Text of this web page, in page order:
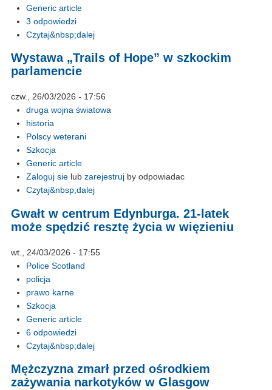
Generic article
3 odpowiedzi
Czytaj&nbsp;dalej
Wystawa „Trails of Hope” w szkockim
parlamencie
czw., 26/03/2026 - 17:56
druga wojna światowa
historia
Polscy weterani
Szkocja
Generic article
Zaloguj sie lub zarejestruj by odpowiadac
Czytaj&nbsp;dalej
Gwałt w centrum Edynburga. 21-latek
może spędzić resztę życia w więzieniu
wt., 24/03/2026 - 17:55
Police Scotland
policja
prawo karne
Szkocja
Generic article
6 odpowiedzi
Czytaj&nbsp;dalej
Mężczyzna zmarł przed ośrodkiem
zażywania narkotyków w Glasgow